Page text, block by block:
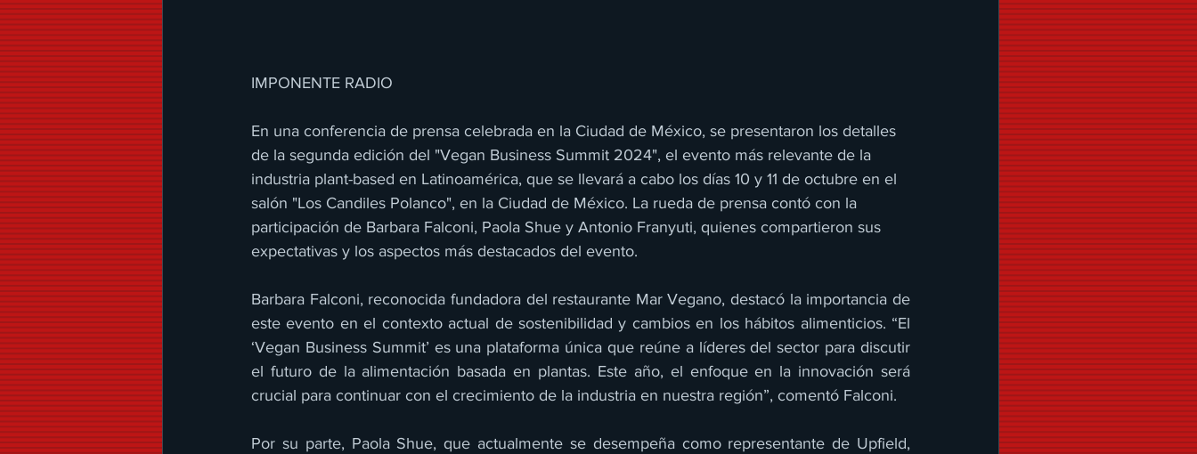
IMPONENTE RADIO
En una conferencia de prensa celebrada en la Ciudad de México, se presentaron los detalles
de la segunda edición del "Vegan Business Summit 2024", el evento más relevante de la
industria plant-based en Latinoamérica, que se llevará a cabo los días 10 y 11 de octubre en el
salón "Los Candiles Polanco", en la Ciudad de México. La rueda de prensa contó con la
participación de Barbara Falconi, Paola Shue y Antonio Franyuti, quienes compartieron sus
expectativas y los aspectos más destacados del evento.
Barbara Falconi, reconocida fundadora del restaurante Mar Vegano, destacó la importancia de
este evento en el contexto actual de sostenibilidad y cambios en los hábitos alimenticios. “El
‘Vegan Business Summit’ es una plataforma única que reúne a líderes del sector para discutir
el futuro de la alimentación basada en plantas. Este año, el enfoque en la innovación será
crucial para continuar con el crecimiento de la industria en nuestra región”, comentó Falconi.
Por su parte, Paola Shue, que actualmente se desempeña como representante de Upfield,